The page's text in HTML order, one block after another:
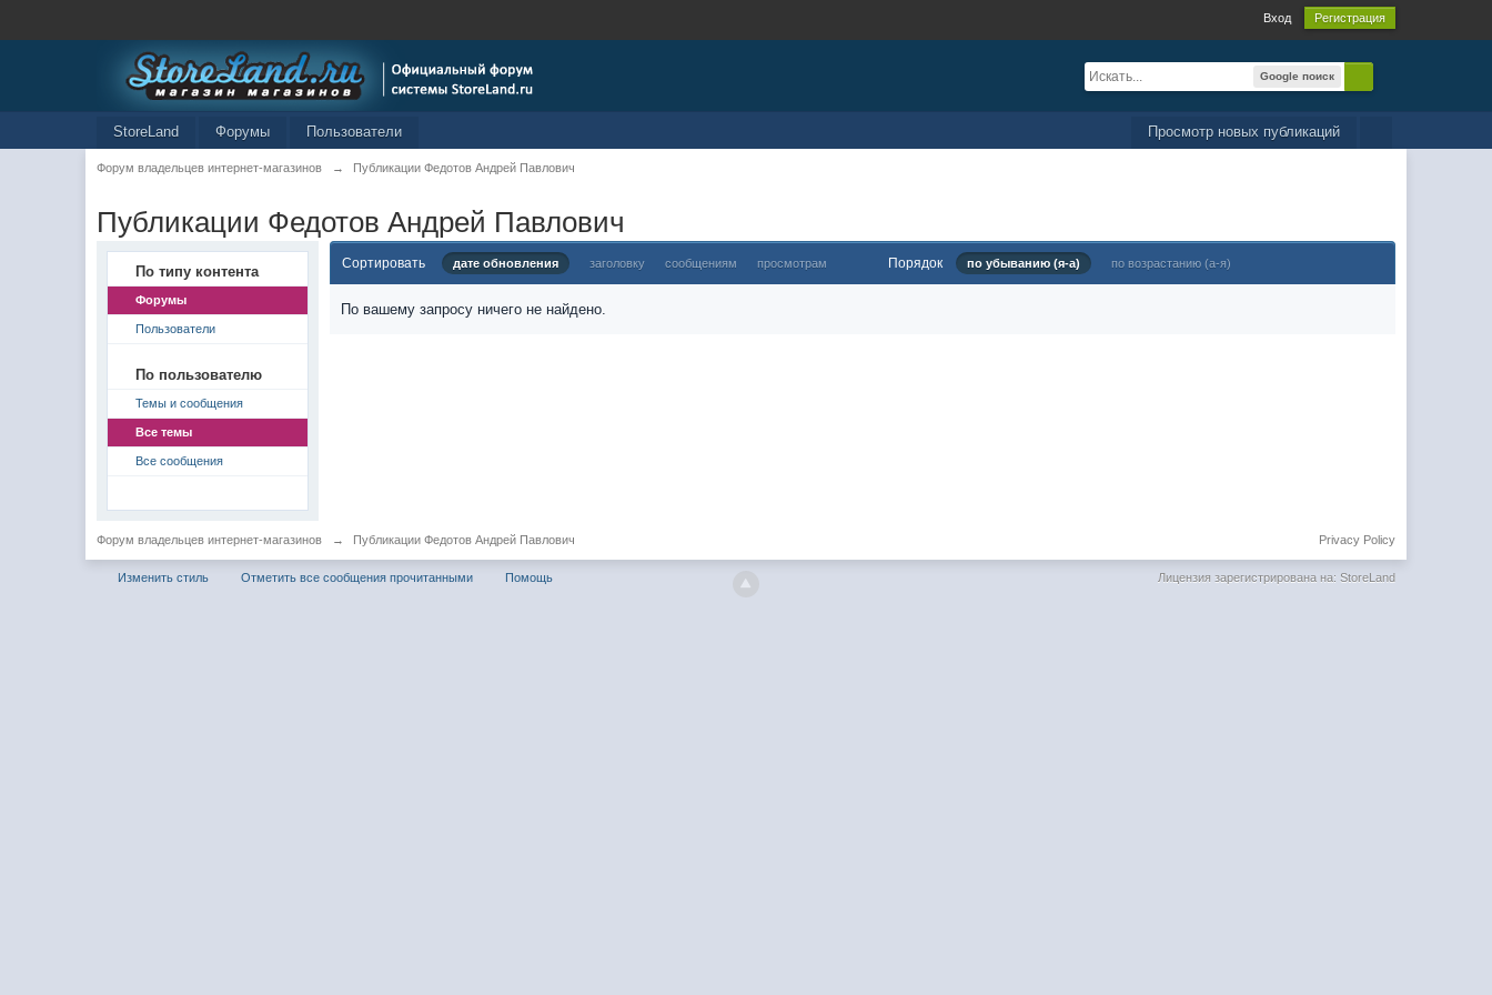
Вход Регистрация
Google поиск
Просмотр новых публикаций
StoreLand Форумы Пользователи
Форум владельцев интернет-магазинов → Публикации Федотов Андрей Павлович
Публикации Федотов Андрей Павлович
По типу контента
Форумы
Пользователи
По пользователю
Темы и сообщения
Все темы
Все сообщения
Сортировать дате обновления заголовку сообщениям просмотрам Порядок по убыванию (я-а) по возрастанию (а-я)
По вашему запросу ничего не найдено.
Форум владельцев интернет-магазинов → Публикации Федотов Андрей Павлович Privacy Policy
Изменить стиль Отметить все сообщения прочитанными Помощь Лицензия зарегистрирована на: StoreLand